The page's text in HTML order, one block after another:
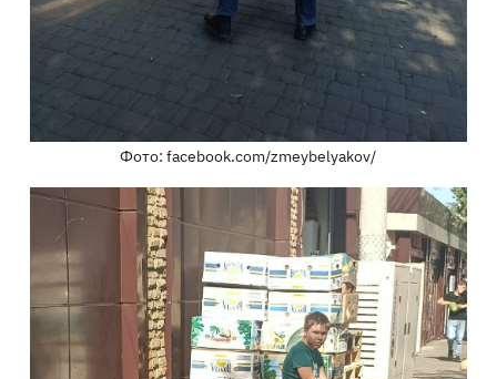
Фото: facebook.com/zmeybelyakov/